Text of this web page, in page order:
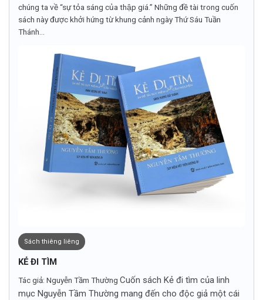
chúng ta về “sự tỏa sáng của thập giá.” Những đề tài trong cuốn
sách này được khởi hứng từ khung cảnh ngày Thứ Sáu Tuần
Thánh...
Sách thiêng liêng
KẺ ĐI TÌM
Tác giả: Nguyễn Tầm Thường Cuốn sách Kẻ đi tìm của linh
mục Nguyễn Tầm Thường mang đến cho độc giả một cái